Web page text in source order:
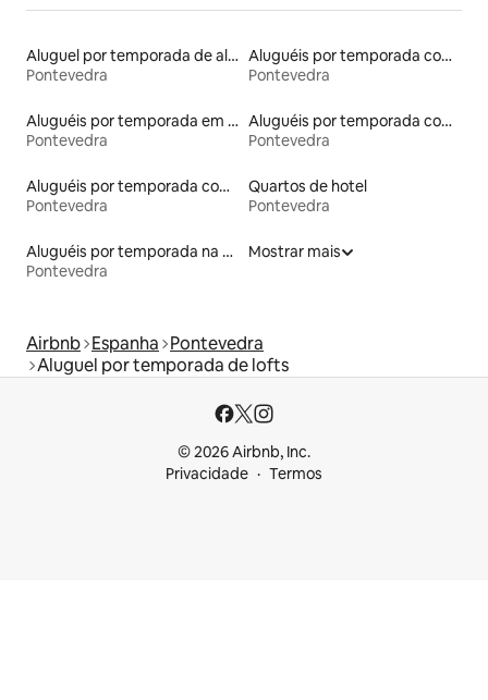
Aluguel por temporada de alojamentos ecológicos
Pontevedra
Aluguéis por temporada com acesso à praia
Pontevedra
Aluguéis por temporada em albergue
Pontevedra
Aluguéis por temporada com acesso ao lago
Pontevedra
Aluguéis por temporada com café da manhã
Pontevedra
Quartos de hotel
Pontevedra
Aluguéis por temporada na orla
Pontevedra
Mostrar mais
Airbnb Espanha Pontevedra
Aluguel por temporada de lofts
© 2026 Airbnb, Inc.
Privacidade
Termos